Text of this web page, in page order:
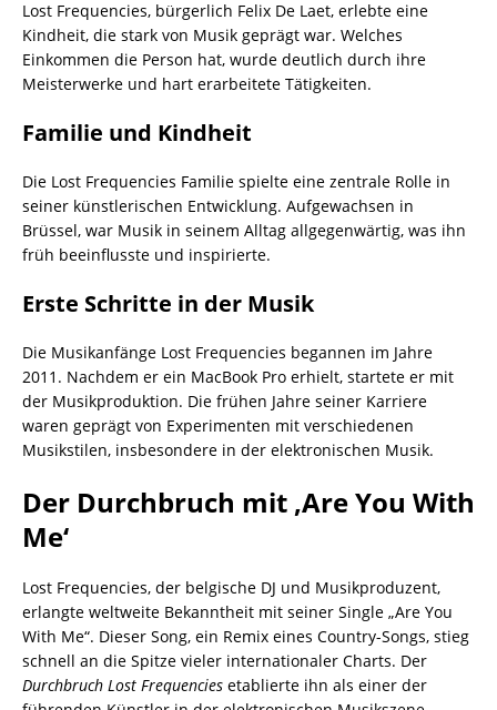
Lost Frequencies, bürgerlich Felix De Laet, erlebte eine
Kindheit, die stark von Musik geprägt war. Welches
Einkommen die Person hat, wurde deutlich durch ihre
Meisterwerke und hart erarbeitete Tätigkeiten.
Familie und Kindheit
Die Lost Frequencies Familie spielte eine zentrale Rolle in
seiner künstlerischen Entwicklung. Aufgewachsen in
Brüssel, war Musik in seinem Alltag allgegenwärtig, was ihn
früh beeinflusste und inspirierte.
Erste Schritte in der Musik
Die Musikanfänge Lost Frequencies begannen im Jahre
2011. Nachdem er ein MacBook Pro erhielt, startete er mit
der Musikproduktion. Die frühen Jahre seiner Karriere
waren geprägt von Experimenten mit verschiedenen
Musikstilen, insbesondere in der elektronischen Musik.
Der Durchbruch mit ‚Are You With
Me‘
Lost Frequencies, der belgische DJ und Musikproduzent,
erlangte weltweite Bekanntheit mit seiner Single „Are You
With Me“. Dieser Song, ein Remix eines Country-Songs, stieg
schnell an die Spitze vieler internationaler Charts. Der
Durchbruch Lost Frequencies etablierte ihn als einer der